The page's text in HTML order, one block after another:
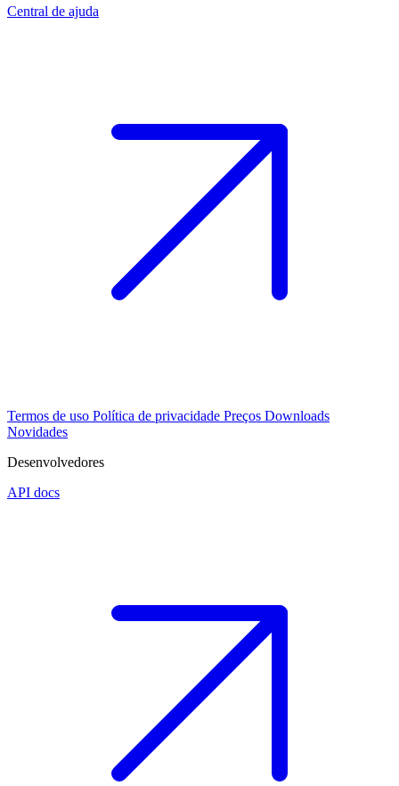
Central de ajuda
Termos de uso Política de privacidade Preços Downloads
Novidades
Desenvolvedores
API docs